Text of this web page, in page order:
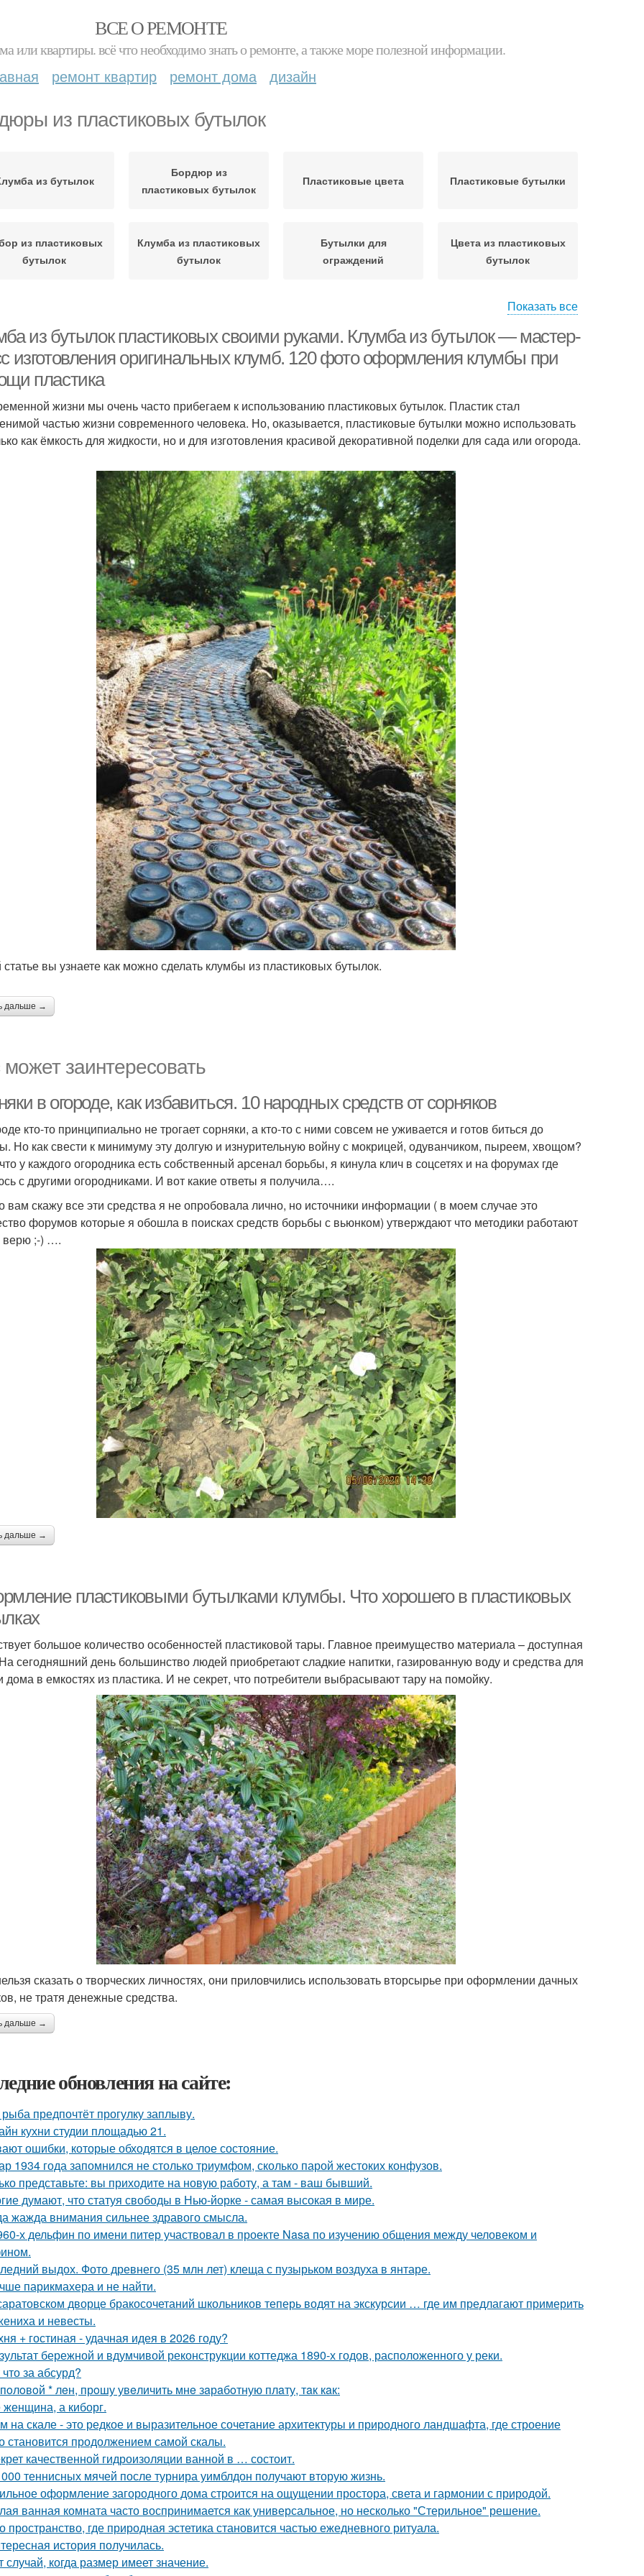
ВСЕ О РЕМОНТЕ
или квартиры. всё что необходимо знать о ремонте, а также море полезной информации.
ремонт квартир ремонт дома дизайн
из пластиковых бутылок
из бутылок
Бордюр из
пластиковых бутылок
Пластиковые цвета Пластиковые бутылки
из пластиковых
бутылок
Клумба из пластиковых
бутылок
Бутылки для
ограждений
Цвета из пластиковых
бутылок
пластиковых бутылок
Показать все
из бутылок пластиковых своими руками. Клумба из бутылок — мастер-
изготовления оригинальных клумб. 120 фото оформления клумбы при
пластика
жизни мы очень часто прибегаем к использованию пластиковых бутылок. Пластик стал
частью жизни современного человека. Но, оказывается, пластиковые бутылки можно использовать
как ёмкость для жидкости, но и для изготовления красивой декоративной поделки для сада или огорода.
статье вы узнаете как можно сделать клумбы из пластиковых бутылок.
дальше →
заинтересовать
в огороде, как избавиться. 10 народных средств от сорняков
кто-то принципиально не трогает сорняки, а кто-то с ними совсем не уживается и готов биться до
Но как свести к минимуму эту долгую и изнурительную войну с мокрицей, одуванчиком, пыреем, хвощом?
у каждого огородника есть собственный арсенал борьбы, я кинула клич в соцсетях и на форумах где
с другими огородниками. И вот какие ответы я получила….
вам скажу все эти средства я не опробовала лично, но источники информации ( в моем случае это
форумов которые я обошла в поисках средств борьбы с вьюнком) утверждают что методики работают
верю ;-) ….
дальше →
пластиковыми бутылками клумбы. Что хорошего в пластиковых
большое количество особенностей пластиковой тары. Главное преимущество материала – доступная
сегодняшний день большинство людей приобретают сладкие напитки, газированную воду и средства для
дома в емкостях из пластика. И не секрет, что потребители выбрасывают тару на помойку.
сказать о творческих личностях, они приловчились использовать вторсырье при оформлении дачных
не тратя денежные средства.
дальше →
обновления на сайте:
предпочтёт прогулку заплыву.
кухни студии площадью 21.
ошибки, которые обходятся в целое состояние.
1934 года запомнился не столько триумфом, сколько парой жестоких конфузов.
представьте: вы приходите на новую работу, а там - ваш бывший.
думают, что статуя свободы в Нью-йорке - самая высокая в мире.
жажда внимания сильнее здравого смысла.
х дельфин по имени питер участвовал в проекте Nasa по изучению общения между человеком и
выдох. Фото древнего (35 млн лет) клеща с пузырьком воздуха в янтаре.
парикмахера и не найти.
дворце бракосочетаний школьников теперь водят на экскурсии … где им предлагают примерить
и невесты.
+ гостиная - удачная идея в 2026 году?
бережной и вдумчивой реконструкции коттеджа 1890-х годов, расположенного у реки.
за абсурд?
* лeн, прoшу увeличить мнe зaрaбoтную плaту, тaк кaк:
а киборг.
на скале - это редкое и выразительное сочетание архитектуры и природного ландшафта, где строение
становится продолжением самой скалы.
качественной гидроизоляции ванной в … состоит.
теннисных мячей после турнира уимблдон получают вторую жизнь.
оформление загородного дома строится на ощущении простора, света и гармонии с природой.
ванная комната часто воспринимается как универсальное, но несколько "Стерильное" решение.
пространство, где природная эстетика становится частью ежедневного ритуала.
история получилась.
случай, когда размер имеет значение.